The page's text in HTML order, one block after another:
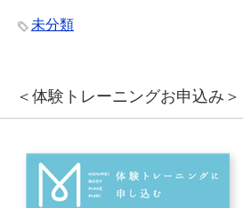
未分類
＜体験トレーニングお申込み＞